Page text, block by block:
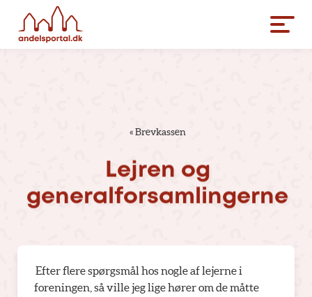
«Brevkassen
Lejren og
generalforsamlingerne
Efter flere spørgsmål hos nogle af lejerne i
foreningen, så ville jeg lige hører om de måtte